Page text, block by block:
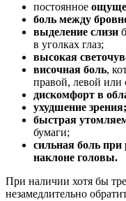
постоянное
боль между
выделение слизи
в уголках глаз;
высокая
височная боль,
правой, левой или
дискомфорт в
ухудшение зрения;
быстрая
бумаги;
сильная боль при
наклоне головы.
При наличии хотя бы
незамедлительно